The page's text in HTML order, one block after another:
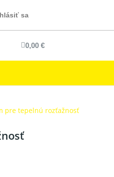
sa
0,00 €
pre tepelnú rozťažnosť